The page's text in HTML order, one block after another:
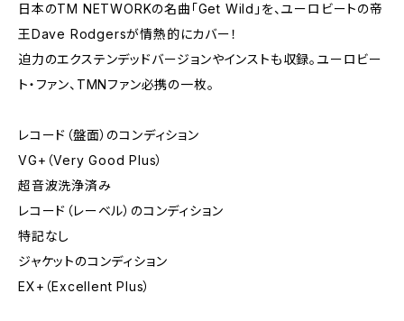
日本のTM NETWORKの名曲「Get Wild」を、ユーロビートの帝
王Dave Rodgersが情熱的にカバー！
迫力のエクステンデッドバージョンやインストも収録。ユーロビー
ト・ファン、TMNファン必携の一枚。
レコード（盤面）のコンディション
VG+（Very Good Plus）
超音波洗浄済み
レコード（レーベル）のコンディション
特記なし
ジャケットのコンディション
EX+（Excellent Plus）